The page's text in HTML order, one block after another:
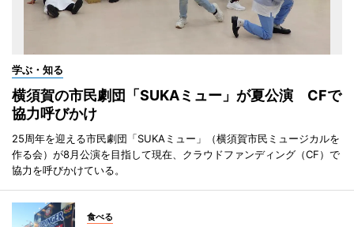
学ぶ・知る
横須賀の市民劇団「SUKAミュー」が夏公演 CFで
協力呼びかけ
25周年を迎える市民劇団「SUKAミュー」（横須賀市民ミュージカルを
作る会）が8月公演を目指して現在、クラウドファンディング（CF）で
協力を呼びかけている。
食べる